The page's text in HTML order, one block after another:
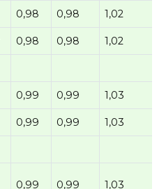
0,98 0,98 1,02
0,98 0,98 1,02
0,99 0,99 1,03
0,99 0,99 1,03
0,99 0,99 1,03